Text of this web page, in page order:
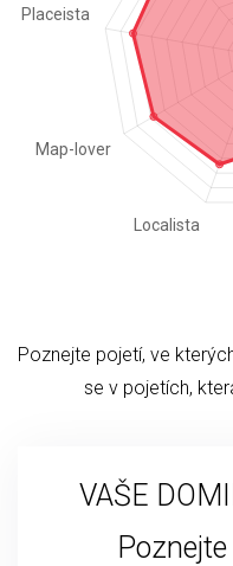
Poznejte pojetí, ve
se v pojetích,
VAŠE